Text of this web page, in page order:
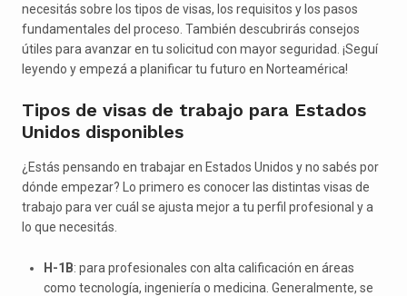
necesitás sobre los tipos de visas, los requisitos y los pasos
fundamentales del proceso. También descubrirás consejos
útiles para avanzar en tu solicitud con mayor seguridad. ¡Seguí
leyendo y empezá a planificar tu futuro en Norteamérica!
Tipos de visas de trabajo para Estados
Unidos disponibles
¿Estás pensando en trabajar en Estados Unidos y no sabés por
dónde empezar? Lo primero es conocer las distintas visas de
trabajo para ver cuál se ajusta mejor a tu perfil profesional y a
lo que necesitás.
H-1B: para profesionales con alta calificación en áreas
como tecnología, ingeniería o medicina. Generalmente, se